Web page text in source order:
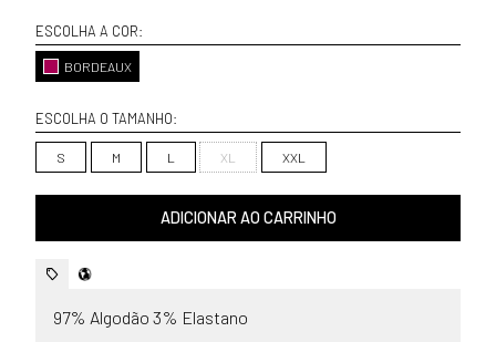
ESCOLHA A COR:
BORDEAUX
ESCOLHA O TAMANHO:
S M L XL XXL
ADICIONAR AO CARRINHO
97% Algodão 3% Elastano